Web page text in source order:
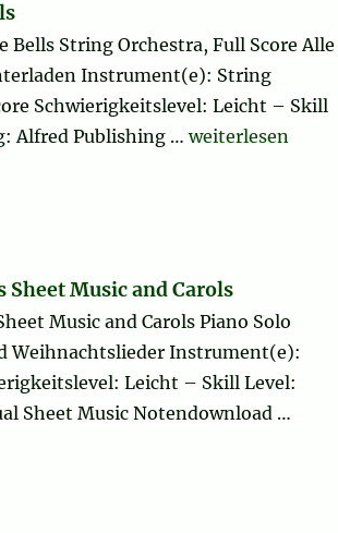
Bells String Orchestra, Full Score Alle
Instrument(e): String
Schwierigkeitslevel: Leicht – Skill
Alfred Publishing …„Jingle Bells“
weiterlesen
Sheet Music and Carols
Music and Carols Piano Solo
Weihnachtslieder Instrument(e):
Leicht – Skill Level:
Sheet Music Notendownload …
and Carols“